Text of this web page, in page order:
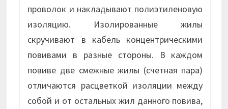
проволок и накладывают полиэтиленовую
изоляцию. Изолированные жилы
скручивают в кабель концентрическими
повивами в разные стороны. В каждом
повиве две смежные жилы (счетная пара)
отличаются расцветкой изоляции между
собой и от остальных жил данного повива,